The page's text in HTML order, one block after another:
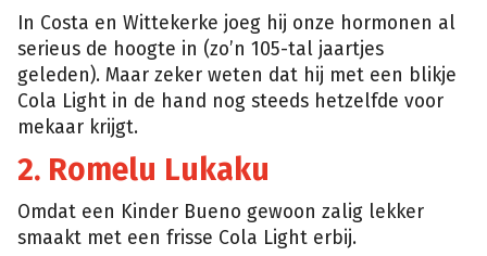
In Costa en Wittekerke joeg hij onze hormonen al
serieus de hoogte in (zo’n 105-tal jaartjes
geleden). Maar zeker weten dat hij met een blikje
Cola Light in de hand nog steeds hetzelfde voor
mekaar krijgt.
2. Romelu Lukaku
Omdat een Kinder Bueno gewoon zalig lekker
smaakt met een frisse Cola Light erbij.